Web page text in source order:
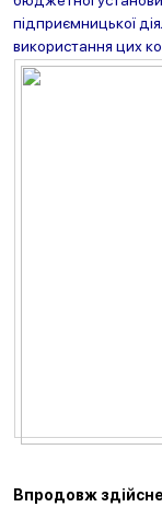
підприємницької
використання цих
Впродовж